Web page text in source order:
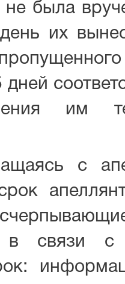
не была
их
им
с
в связи